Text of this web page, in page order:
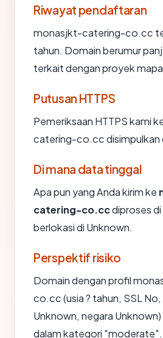
Riwayat pendaftaran
monasjkt-catering-co.cc
tahun. Domain berumur
terkait dengan proyek
Putusan HTTPS
Pemeriksaan HTTPS kami
catering-co.cc disimpulkan
Di mana data tinggal
Apa pun yang Anda kirim ke
catering-co.ccdiproses
berlokasi di Unknown.
Perspektif risiko
Domain dengan profil
co.cc (usia ? tahun, SSL
Unknown, negara
dalam kategori "moderate".